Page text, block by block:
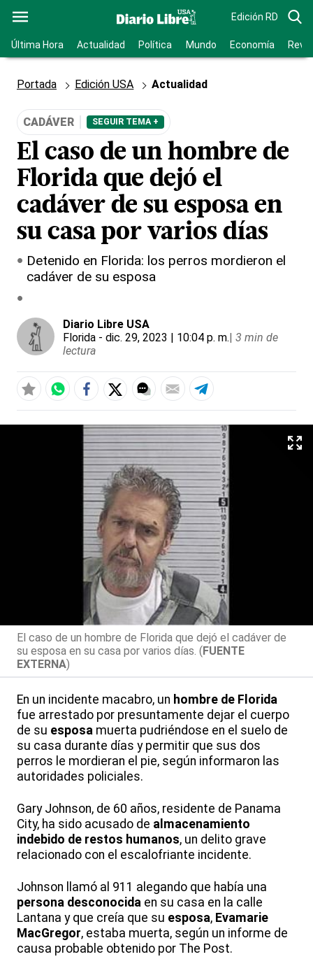
Edición RD
Última Hora Actualidad Política Mundo Economía
Portada Edición USA Actualidad
CADÁVER SEGUIR TEMA +
El caso de un hombre de
Florida que dejó el
cadáver de su esposa en
su casa por varios días
Detenido en Florida: los perros mordieron el
cadáver de su esposa
Diario Libre USA
Florida - dic. 29, 2023 | 10:04 p. m.| 3 min de
lectura
El caso de un hombre de Florida que dejó el cadáver de
su esposa en su casa por varios días. (FUENTE
EXTERNA)
En un incidente macabro, un hombre de Florida
fue arrestado por presuntamente dejar el cuerpo
de su esposa muerta pudriéndose en el suelo de
su casa durante días y permitir que sus dos
perros le mordieran el pie, según informaron las
autoridades policiales.
Gary Johnson, de 60 años, residente de Panama
City, ha sido acusado de almacenamiento
indebido de restos humanos, un delito grave
relacionado con el escalofriante incidente.
Johnson llamó al 911 alegando que había una
persona desconocida en su casa en la calle
Lantana y que creía que su esposa, Evamarie
MacGregor, estaba muerta, según un informe de
causa probable obtenido por The Post.